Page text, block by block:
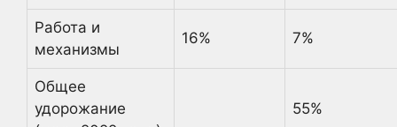
Работа и
механизмы
16% 7%
Общее
удорожание
55%